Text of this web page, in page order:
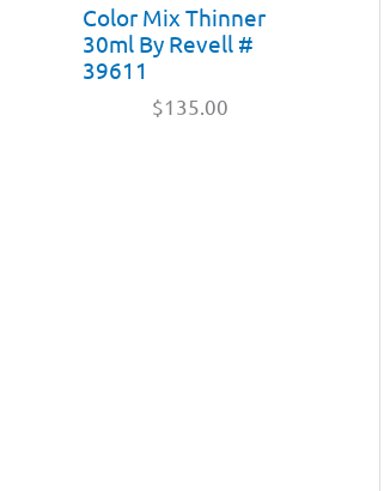
Color Mix Thinner
30ml By Revell #
39611
$135.00